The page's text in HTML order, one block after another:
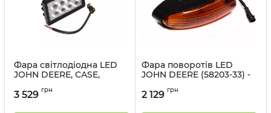
Фара світлодіодна LED
JOHN DEERE, CASE,
(58202-22) - Cametet
3 529 грн
Фара поворотів LED
JOHN DEERE (58203-33) -
Артикул:
2 129 грн